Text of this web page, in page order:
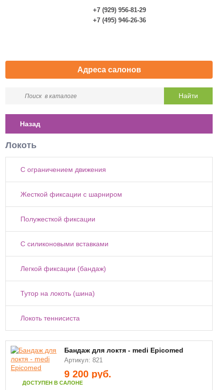
Адреса салонов
+7 (929) 956-81-29
+7 (495) 946-26-36
Назад
Локоть
С ограничением движения
Жесткой фиксации с шарниром
Полужесткой фиксации
С силиконовыми вставками
Легкой фиксации (бандаж)
Тутор на локоть (шина)
Локоть теннисиста
Бандаж для локтя - medi Epicomed
Артикул: 821
9 200 руб.
ДОСТУПЕН В САЛОНЕ